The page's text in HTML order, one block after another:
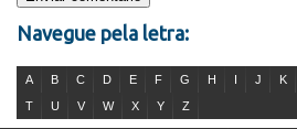
Navegue pela letra:
A B C D E F G H I J K
T
U V W X Y Z